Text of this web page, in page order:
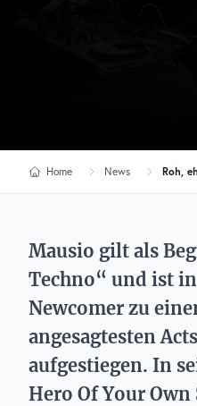
Home News
Mausio gilt als
Techno“ und ist
Newcomer zu
angesagtesten
aufgestiegen. In
Hero Of Your